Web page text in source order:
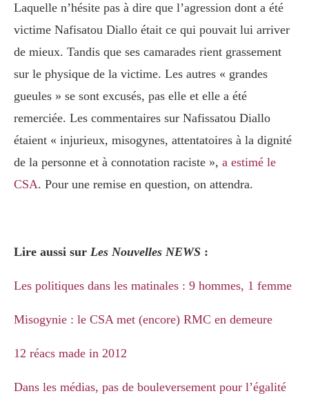
Laquelle n’hésite pas à dire que l’agression dont a été
victime Nafisatou Diallo était ce qui pouvait lui arriver
de mieux. Tandis que ses camarades rient grassement
sur le physique de la victime. Les autres « grandes
gueules » se sont excusés, pas elle et elle a été
remerciée. Les commentaires sur Nafissatou Diallo
étaient « injurieux, misogynes, attentatoires à la dignité
de la personne et à connotation raciste », a estimé le
CSA. Pour une remise en question, on attendra.
Lire aussi sur Les Nouvelles NEWS :
Les politiques dans les matinales : 9 hommes, 1 femme
Misogynie : le CSA met (encore) RMC en demeure
12 réacs made in 2012
Dans les médias, pas de bouleversement pour l’égalité